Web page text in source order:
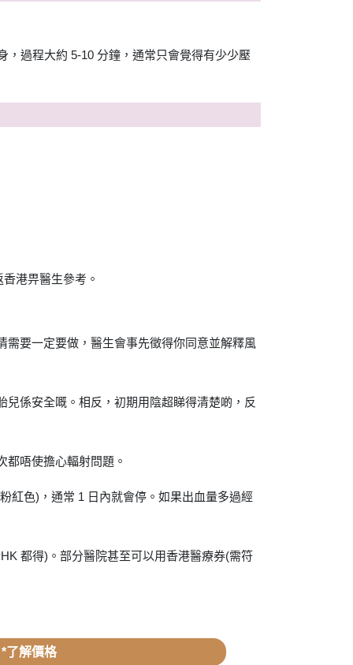
過程大約 5-10 分鐘，通常只會覺得有少少壓
港畀醫生參考。
要一定要做，醫生會事先徵得你同意並解釋風
係安全嘅。相反，初期用陰超睇得清楚啲，反
唔使擔心輻射問題。
紅色)，通常 1 日內就會停。如果出血量多過經
都得)。部分醫院甚至可以用香港醫療券(需符
*了解價格